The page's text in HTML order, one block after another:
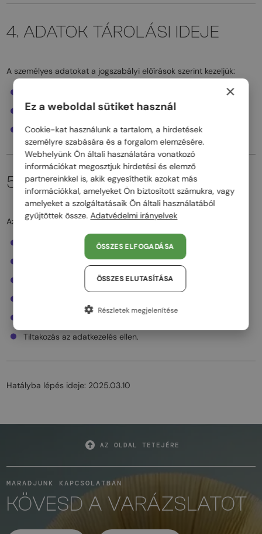
4. ADATOK TÁROLÁSI IDEJE
A személyes adatokat a jogszabályi előírások szerint kezeljük:
Számlázási adatok: 8 év (adózási jogszabályok alapján).
Marketing célú adatok: visszavonásig.
5. AZ ÉRINTETTEK JOGAI
Az érintettek jogai közé tartozik:
Az adatokhoz való hozzáférés.
Az adatok helyesbítése.
Az adatok törlése („elfeledtetéshez való jog”).
Tiltakozás az adatkezelés ellen.
Hatályba lépés ideje: 2025.03.10
AZ OLDAL TETEJÉRE
MARADJUNK KAPCSOLATBAN
KÖVESD A VARÁZSLATOT
×
Ez a weboldal sütiket használ
Cookie-kat használunk a tartalom, a hirdetések
személyre szabására és a forgalom elemzésére.
Webhelyünk Ön általi használatára vonatkozó
információkat megosztjuk hirdetési és elemző
partnereinkkel is, akik egyesíthetik azokat más
információkkal, amelyeket Ön biztosított számukra, vagy
amelyeket a szolgáltatásaik Ön általi használatából
gyűjtöttek össze. Adatvédelmi irányelvek
ÖSSZES ELFOGADÁSA
ÖSSZES ELUTASÍTÁSA
Részletek megjelenítése